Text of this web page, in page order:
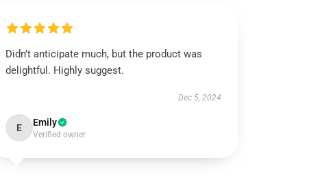
Didn’t anticipate much, but the product was
delightful. Highly suggest.
Dec 5, 2024
E Emily
Verified owner